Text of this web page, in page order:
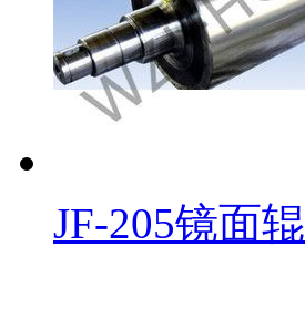
JF-205镜面辊